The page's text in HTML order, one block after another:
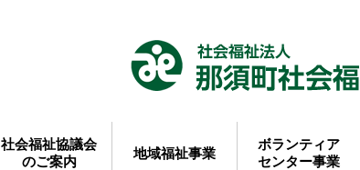
社会福祉協議会
のご案内
地域福祉事業
ボランティア
センター事業